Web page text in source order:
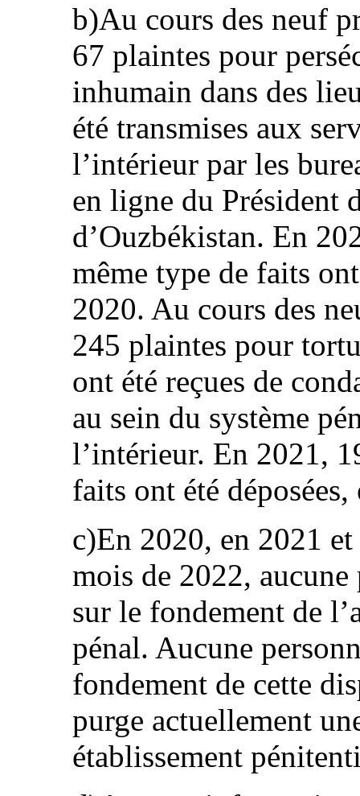
b)Au cours des neuf
67 plaintes pour
inhumain dans des
été transmises aux
l’intérieur par les
en ligne du Président
d’Ouzbékistan. En
même type de faits
2020. Au cours des
245 plaintes pour
ont été reçues de
au sein du système
l’intérieur. En 2021,
faits ont été
c)En 2020, en 2021
mois de 2022, aucune
sur le fondement de
pénal. Aucune
fondement de cette
purge actuellement
établissement